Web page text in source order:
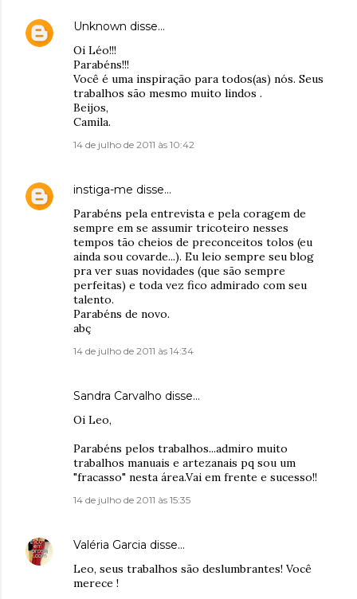
Unknown disse…
Oi Léo!!!
Parabéns!!!
Você é uma inspiração para todos(as) nós. Seus
trabalhos são mesmo muito lindos .
Beijos,
Camila.
14 de julho de 2011 às 10:42
instiga-me disse…
Parabéns pela entrevista e pela coragem de
sempre em se assumir tricoteiro nesses
tempos tão cheios de preconceitos tolos (eu
ainda sou covarde...). Eu leio sempre seu blog
pra ver suas novidades (que são sempre
perfeitas) e toda vez fico admirado com seu
talento.
Parabéns de novo.
abç
14 de julho de 2011 às 14:34
Sandra Carvalho disse…
Oi Leo,
Parabéns pelos trabalhos...admiro muito
trabalhos manuais e artezanais pq sou um
"fracasso" nesta área.Vai em frente e sucesso!!
14 de julho de 2011 às 15:35
Valéria Garcia disse…
Leo, seus trabalhos são deslumbrantes! Você
merece !